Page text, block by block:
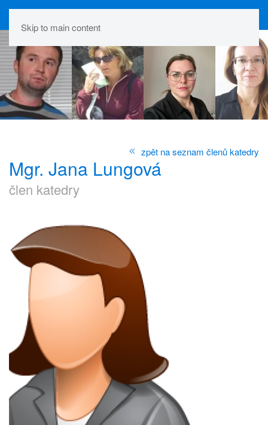
Skip to main content
zpět na seznam členů katedry
Mgr. Jana Lungová
člen katedry